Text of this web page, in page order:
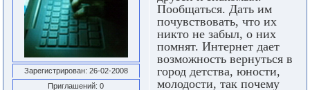
Зарегистрирован: 26-02-2008
Приглашений: 0
Пообщаться. Дать им
почувствовать, что их
никто не забыл, о них
помнят. Интернет дает
возможность вернуться в
город детства, юности,
молодости, так почему